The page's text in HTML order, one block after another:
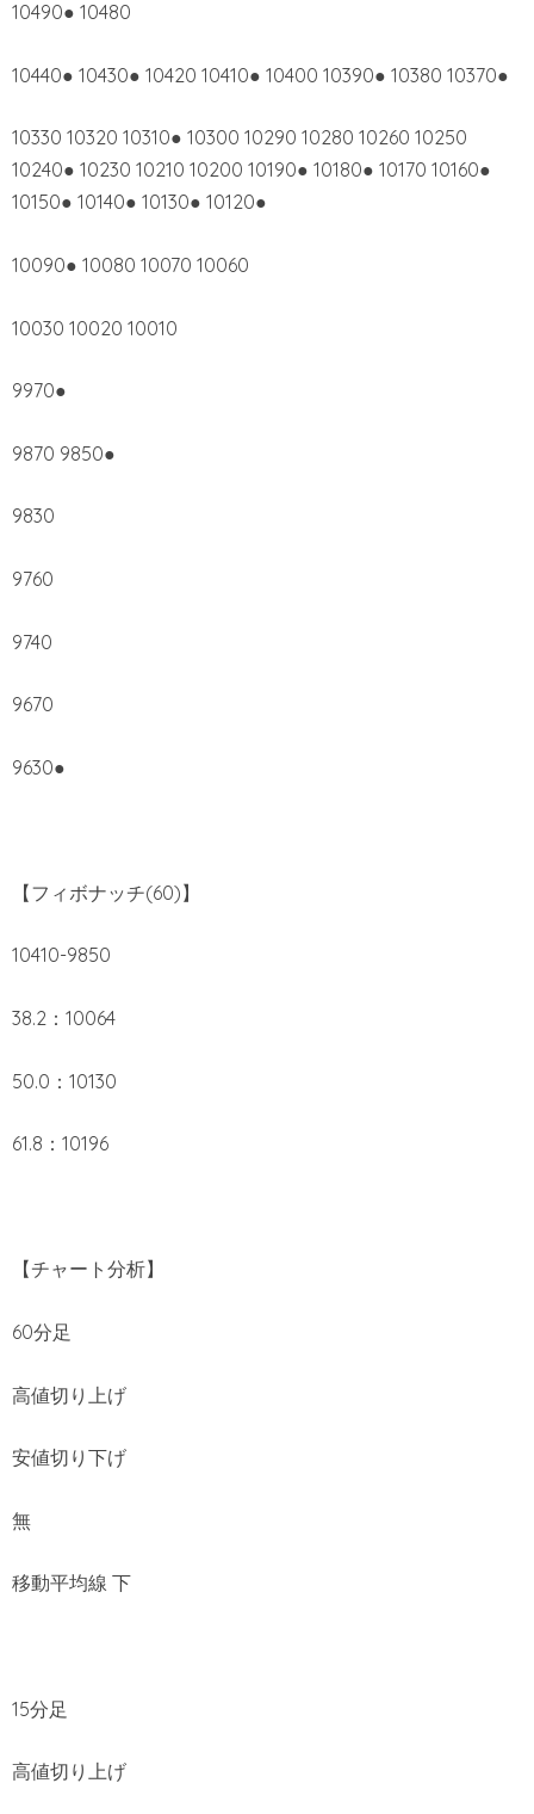
10490● 10480
10440● 10430● 10420 10410● 10400 10390● 10380 10370●
10330 10320 10310● 10300 10290 10280 10260 10250
10240● 10230 10210 10200 10190● 10180● 10170 10160●
10150● 10140● 10130● 10120●
10090● 10080 10070 10060
10030 10020 10010
9970●
9870 9850●
9830
9760
9740
9670
9630●
【フィボナッチ(60)】
10410-9850
38.2：10064
50.0：10130
61.8：10196
【チャート分析】
60分足
高値切り上げ
安値切り下げ
無
移動平均線 下
15分足
高値切り上げ